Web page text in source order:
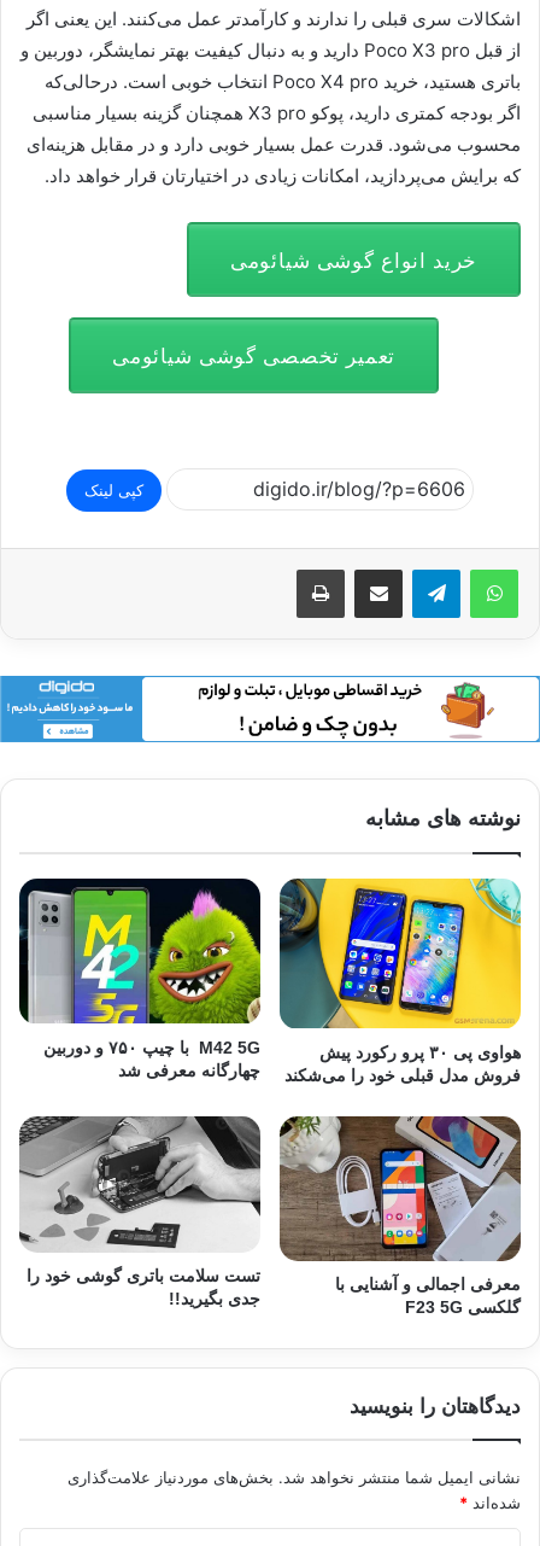
اشکالات سری قبلی را ندارند و کارآمدتر عمل می‌کنند. این یعنی اگر
از قبل Poco X3 pro دارید و به دنبال کیفیت بهتر نمایشگر، دوربین و
باتری هستید، خرید Poco X4 pro انتخاب خوبی است. درحالی‌که
اگر بودجه کمتری دارید، پوکو X3 pro همچنان گزینه بسیار مناسبی
محسوب می‌شود. قدرت عمل بسیار خوبی دارد و در مقابل هزینه‌ای
که برایش می‌پردازید، امکانات زیادی در اختیارتان قرار خواهد داد.
خرید انواع گوشی شیائومی
تعمیر تخصصی گوشی شیائومی
کپی لینک
اشتراک گذاری از طریق ایمیل چاپ
نوشته های مشابه
هواوی پی ۳۰ پرو رکورد پیش
فروش مدل قبلی خود را می‌شکند
M42 5G با چیپ ۷۵۰ و دوربین
چهارگانه معرفی شد
معرفی اجمالی و آشنایی با
گلکسی F23 5G
تست سلامت باتری گوشی خود را
جدی بگیرید!!
دیدگاهتان را بنویسید
نشانی ایمیل شما منتشر نخواهد شد. بخش‌های موردنیاز علامت‌گذاری
شده‌اند *